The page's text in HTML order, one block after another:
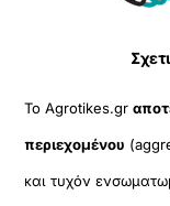
Το Agrotikes.gr
περιεχομένου
και τυχόν